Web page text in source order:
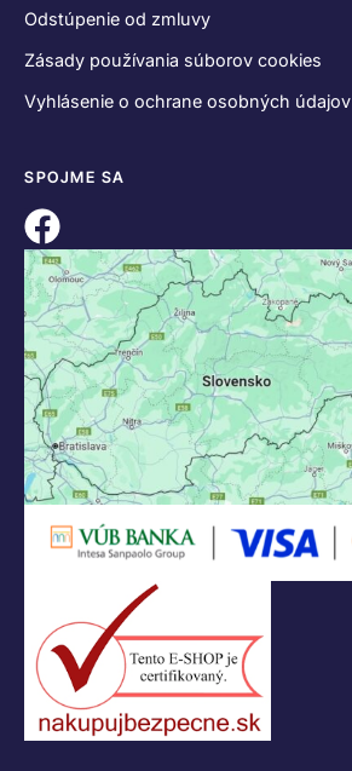
Odstúpenie od zmluvy
Zásady používania súborov cookies
Vyhlásenie o ochrane osobných údajov
SPOJME SA